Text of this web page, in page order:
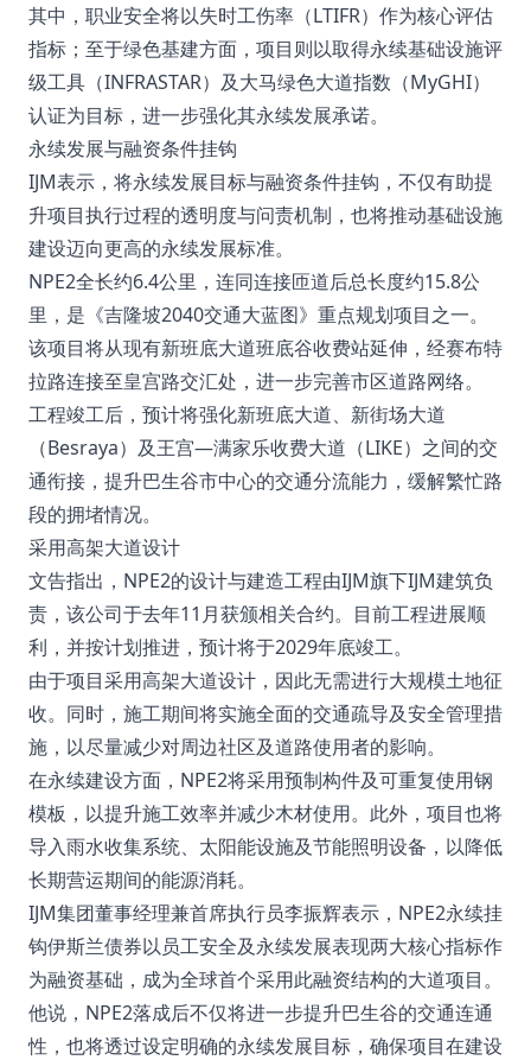
其中，职业安全将以失时工伤率（LTIFR）作为核心评估
指标；至于绿色基建方面，项目则以取得永续基础设施评
级工具（INFRASTAR）及大马绿色大道指数（MyGHI）
认证为目标，进一步强化其永续发展承诺。
永续发展与融资条件挂钩
IJM表示，将永续发展目标与融资条件挂钩，不仅有助提
升项目执行过程的透明度与问责机制，也将推动基础设施
建设迈向更高的永续发展标准。
NPE2全长约6.4公里，连同连接匝道后总长度约15.8公
里，是《吉隆坡2040交通大蓝图》重点规划项目之一。
该项目将从现有新班底大道班底谷收费站延伸，经赛布特
拉路连接至皇宫路交汇处，进一步完善市区道路网络。
工程竣工后，预计将强化新班底大道、新街场大道
（Besraya）及王宫—满家乐收费大道（LIKE）之间的交
通衔接，提升巴生谷市中心的交通分流能力，缓解繁忙路
段的拥堵情况。
采用高架大道设计
文告指出，NPE2的设计与建造工程由IJM旗下IJM建筑负
责，该公司于去年11月获颁相关合约。目前工程进展顺
利，并按计划推进，预计将于2029年底竣工。
由于项目采用高架大道设计，因此无需进行大规模土地征
收。同时，施工期间将实施全面的交通疏导及安全管理措
施，以尽量减少对周边社区及道路使用者的影响。
在永续建设方面，NPE2将采用预制构件及可重复使用钢
模板，以提升施工效率并减少木材使用。此外，项目也将
导入雨水收集系统、太阳能设施及节能照明设备，以降低
长期营运期间的能源消耗。
IJM集团董事经理兼首席执行员李振辉表示，NPE2永续挂
钩伊斯兰债券以员工安全及永续发展表现两大核心指标作
为融资基础，成为全球首个采用此融资结构的大道项目。
他说，NPE2落成后不仅将进一步提升巴生谷的交通连通
性，也将透过设定明确的永续发展目标，确保项目在建设